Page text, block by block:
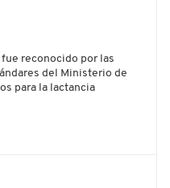
fue reconocido por las
del Ministerio de
para la lactancia